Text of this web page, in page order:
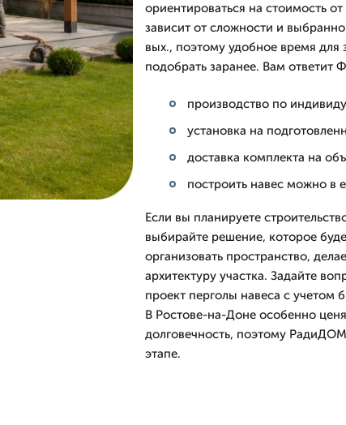
ориентироваться на стоимость
зависит от сложности и
вых., поэтому удобное время
подобрать заранее. Вам ответит
производство по
установка на
доставка комплекта на
построить навес можно в
Если вы планируете
выбирайте решение, которое
организовать пространство,
архитектуру участка. Задайте
проект перголы навеса с учетом
В Ростове-на-Доне особенно
долговечность, поэтому
этапе.